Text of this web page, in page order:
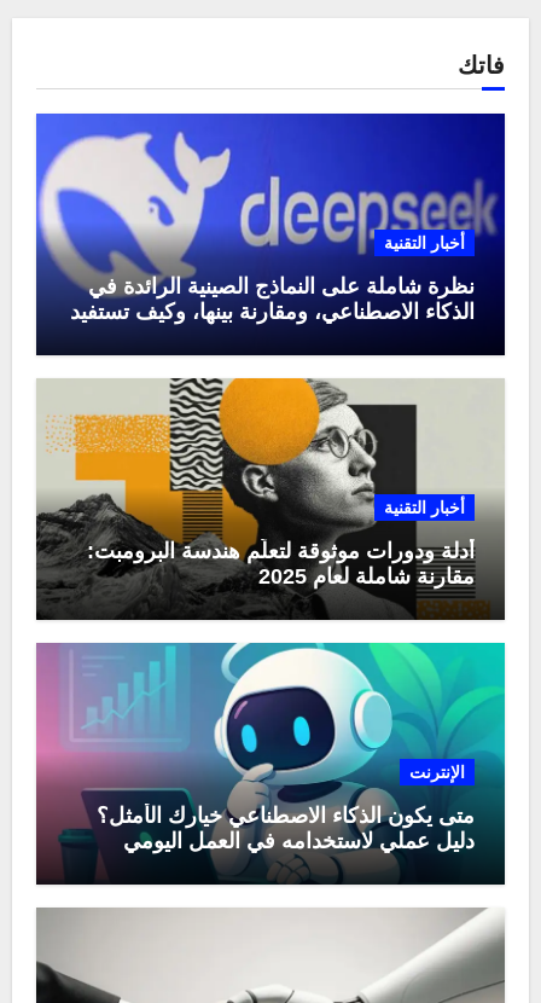
فاتك
أخبار التقنية
نظرة شاملة على النماذج الصينية الرائدة في
الذكاء الاصطناعي، ومقارنة بينها، وكيف تستفيد
أخبار التقنية
أدلة ودورات موثوقة لتعلّم هندسة البرومبت:
مقارنة شاملة لعام 2025
الإنترنت
متى يكون الذكاء الاصطناعي خيارك الأمثل؟
دليل عملي لاستخدامه في العمل اليومي